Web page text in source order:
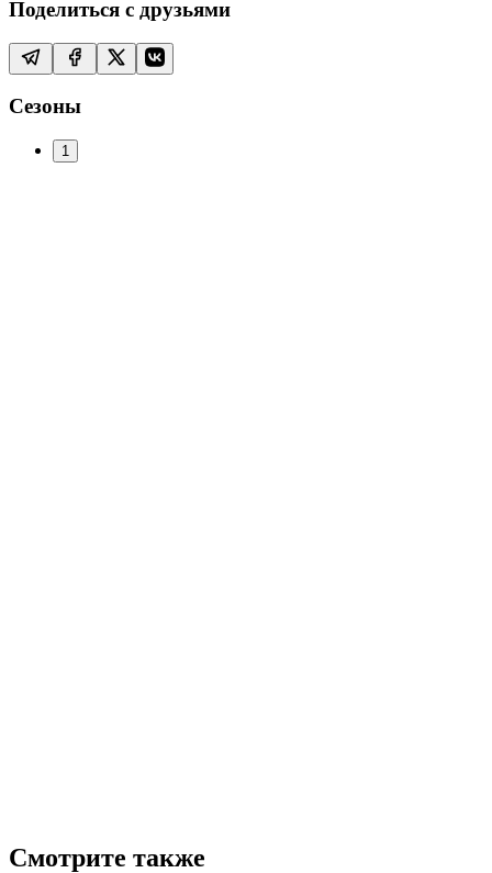
Поделиться с друзьями
Сезоны
1
Смотрите также